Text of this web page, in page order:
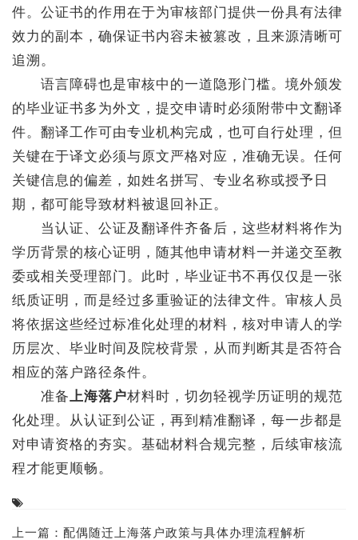
件。公证书的作用在于为审核部门提供一份具有法律
效力的副本，确保证书内容未被篡改，且来源清晰可
追溯。
语言障碍也是审核中的一道隐形门槛。境外颁发
的毕业证书多为外文，提交申请时必须附带中文翻译
件。翻译工作可由专业机构完成，也可自行处理，但
关键在于译文必须与原文严格对应，准确无误。任何
关键信息的偏差，如姓名拼写、专业名称或授予日
期，都可能导致材料被退回补正。
当认证、公证及翻译件齐备后，这些材料将作为
学历背景的核心证明，随其他申请材料一并递交至教
委或相关受理部门。此时，毕业证书不再仅仅是一张
纸质证明，而是经过多重验证的法律文件。审核人员
将依据这些经过标准化处理的材料，核对申请人的学
历层次、毕业时间及院校背景，从而判断其是否符合
相应的落户路径条件。
准备上海落户材料时，切勿轻视学历证明的规范
化处理。从认证到公证，再到精准翻译，每一步都是
对申请资格的夯实。基础材料合规完整，后续审核流
程才能更顺畅。
上一篇： 配偶随迁上海落户政策与具体办理流程解析